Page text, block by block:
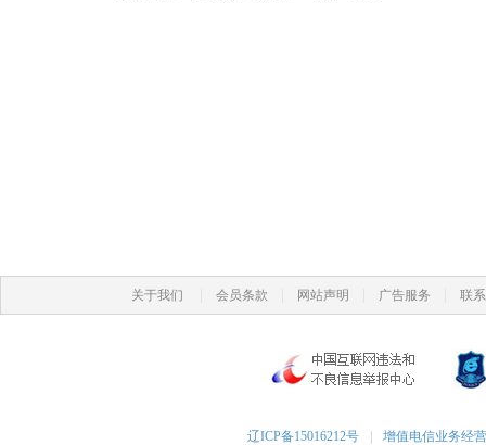
关于我们 会员条款 网站声明 广告服务 联
辽ICP备15016212号
增值电信业务经